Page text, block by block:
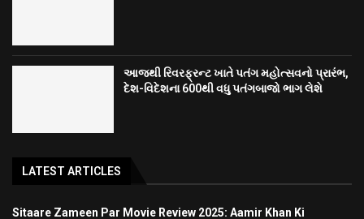
આજથી રિવરફ્રન્ટ ખાતે પતંગ મહોત્સવનો પ્રારંભ,
દેશ-વિદેશના 600થી વધુ પતંગબાજો ભાગ લેશે
LATEST ARTICLES
Sitaare Zameen Par Movie Review 2025: Aamir Khan Ki